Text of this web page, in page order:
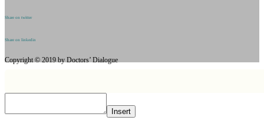
Share on twitter
Share on linkedin
Copyright © 2019 by Doctors’ Dialogue
Insert